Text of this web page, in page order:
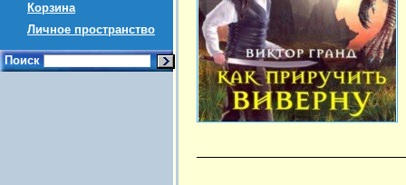
Корзина
Личное пространство
Поиск